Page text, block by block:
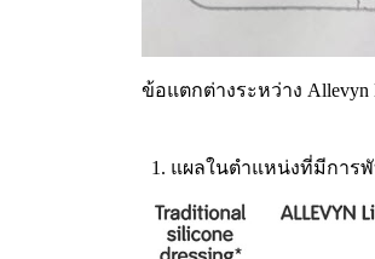
ข้อแตกต่างระหว่าง
1. แผลในตำแหน่งที่มีการ